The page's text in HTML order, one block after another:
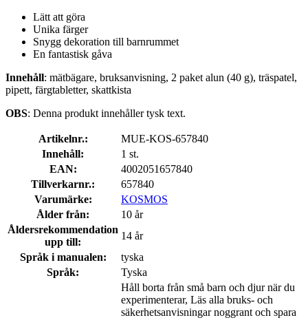
Lätt att göra
Unika färger
Snygg dekoration till barnrummet
En fantastisk gåva
Innehåll: mätbägare, bruksanvisning, 2 paket alun (40 g), träspatel,
pipett, färgtabletter, skattkista
OBS: Denna produkt innehåller tysk text.
Artikelnr.:
MUE-KOS-657840
Innehåll:
1 st.
EAN:
4002051657840
Tillverkarnr.:
657840
Varumärke:
KOSMOS
Ålder från:
10 år
Åldersrekommendation
upp till:
14 år
Språk i manualen:
tyska
Språk:
Tyska
Håll borta från små barn och djur när du
experimenterar, Läs alla bruks- och
säkerhetsanvisningar noggrant och spara